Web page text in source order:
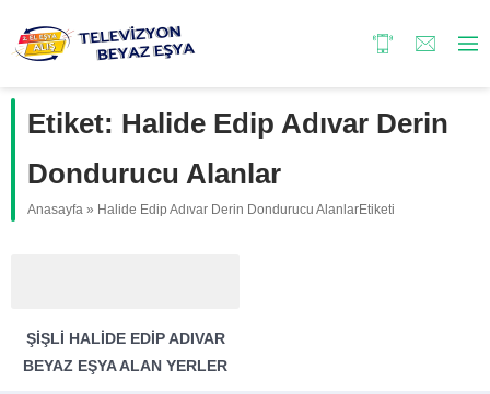
Etiket: Halide Edip Adıvar Derin
Dondurucu Alanlar
Anasayfa » Halide Edip Adıvar Derin Dondurucu AlanlarEtiketi
ŞIŞLI HALIDE EDIP ADIVAR
BEYAZ EŞYA ALAN YERLER